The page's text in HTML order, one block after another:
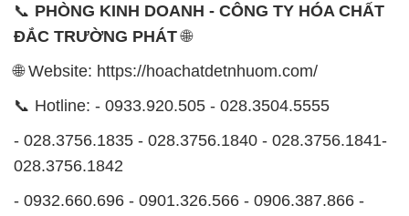
📞 PHÒNG KINH DOANH - CÔNG TY HÓA CHẤT
ĐẮC TRƯỜNG PHÁT🌐
🌐 Website: https://hoachatdetnhuom.com/
📞 Hotline: - 0933.920.505 - 028.3504.5555
- 028.3756.1835 - 028.3756.1840 - 028.3756.1841-
028.3756.1842
- 0932.660.696 - 0901.326.566 - 0906.387.866 -